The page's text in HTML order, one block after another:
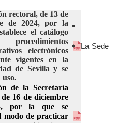
rectoral, de 13 de
de 2024, por la
el catálogo
procedimientos
electrónicos
vigentes en la
de Sevilla y se
uso.
de la Secretaría
16 de diciembre
por la que se
modo de practicar
La Sede